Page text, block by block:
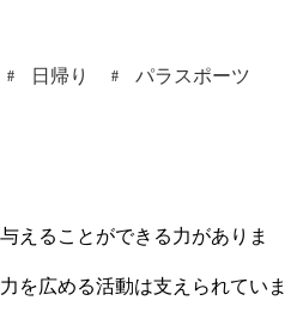
日帰り
パラスポーツ
えることができる力がありま
を広める活動は支えられていま